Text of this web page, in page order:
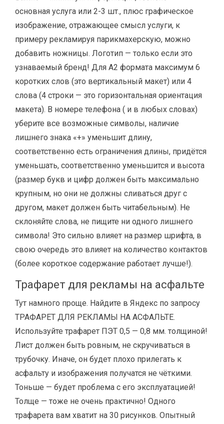
основная услуга или 2-3 шт., плюс графическое
изображение, отражающее смысл услуги, к
примеру рекламируя парикмахерскую, можно
добавить ножницы. Логотип — только если это
узнаваемый бренд! Для А2 формата максимум 6
коротких слов (это вертикальный макет) или 4
слова (4 строки — это горизонтальная ориентация
макета). В номере телефона ( и в любых словах)
уберите все возможные символы, наличие
лишнего знака «+» уменьшит длину,
соответственно есть ограничения длины, придётся
уменьшать, соответственно уменьшится и высота
(размер букв и цифр должен быть максимально
крупным, но они не должны сливаться друг с
другом, макет должен быть читабельным). Не
склоняйте слова, не пищите ни одного лишнего
символа! Это сильно влияет на размер шрифта, в
свою очередь это влияет на количество контактов
(более короткое содержание работает лучше!).
Трафарет для рекламы на асфальте
Тут намного проще. Найдите в Яндекс по запросу
ТРАФАРЕТ ДЛЯ РЕКЛАМЫ НА АСФАЛЬТЕ.
Используйте трафарет ПЭТ 0,5 — 0,8 мм. толщиной!
Лист должен быть ровным, не скручиваться в
трубочку. Иначе, он будет плохо прилегать к
асфальту и изображения получатся не чёткими.
Тоньше — будет проблема с его эксплуатацией!
Толще — тоже не очень практично! Одного
трафарета вам хватит на 30 рисунков. Опытный